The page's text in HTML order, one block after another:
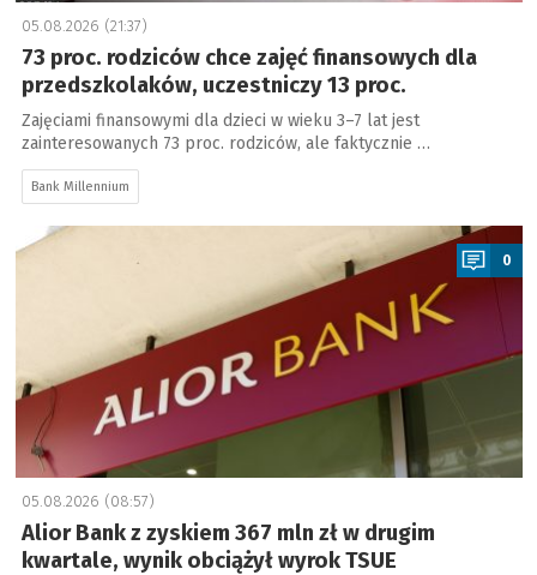
05.08.2026 (21:37)
73 proc. rodziców chce zajęć finansowych dla
przedszkolaków, uczestniczy 13 proc.
Zajęciami finansowymi dla dzieci w wieku 3–7 lat jest
zainteresowanych 73 proc. rodziców, ale faktycznie …
Bank Millennium
0
05.08.2026 (08:57)
Alior Bank z zyskiem 367 mln zł w drugim
kwartale, wynik obciążył wyrok TSUE